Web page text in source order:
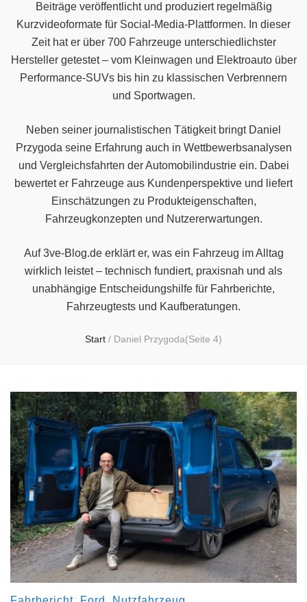
Beiträge veröffentlicht und produziert regelmäßig
Kurzvideoformate für Social-Media-Plattformen. In dieser
Zeit hat er über 700 Fahrzeuge unterschiedlichster
Hersteller getestet – vom Kleinwagen und Elektroauto über
Performance-SUVs bis hin zu klassischen Verbrennern
und Sportwagen.
Neben seiner journalistischen Tätigkeit bringt Daniel
Przygoda seine Erfahrung auch in Wettbewerbsanalysen
und Vergleichsfahrten der Automobilindustrie ein. Dabei
bewertet er Fahrzeuge aus Kundenperspektive und liefert
Einschätzungen zu Produkteigenschaften,
Fahrzeugkonzepten und Nutzererwartungen.
Auf 3ve-Blog.de erklärt er, was ein Fahrzeug im Alltag
wirklich leistet – technisch fundiert, praxisnah und als
unabhängige Entscheidungshilfe für Fahrberichte,
Fahrzeugtests und Kaufberatungen.
Start / Daniel Przygoda(Seite 4)